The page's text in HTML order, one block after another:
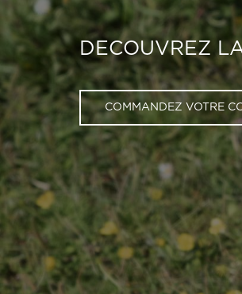
CHAUFFEUR
DITES-NOUS OUI !